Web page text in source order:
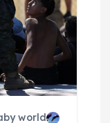
ت
world